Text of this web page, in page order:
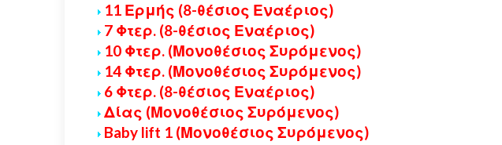
11 Ερμής (8-θέσιος Εναέριος)
7 Φτερ. (8-θέσιος Εναέριος)
10 Φτερ. (Μονοθέσιος Συρόμενος)
14 Φτερ. (Μονοθέσιος Συρόμενος)
6 Φτερ. (8-θέσιος Εναέριος)
Δίας (Μονοθέσιος Συρόμενος)
Baby lift 1 (Μονοθέσιος Συρόμενος)